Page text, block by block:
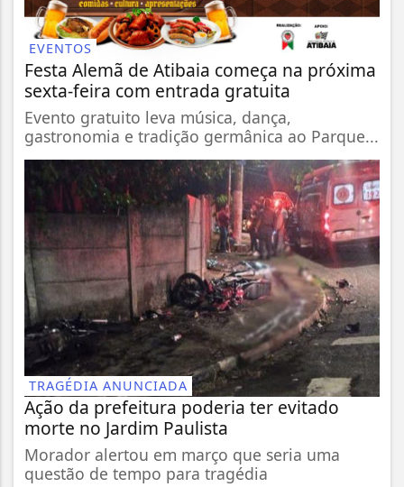
EVENTOS
Festa Alemã de Atibaia começa na próxima
sexta-feira com entrada gratuita
Evento gratuito leva música, dança,
gastronomia e tradição germânica ao Parque...
TRAGÉDIA ANUNCIADA
Ação da prefeitura poderia ter evitado
morte no Jardim Paulista
Morador alertou em março que seria uma
questão de tempo para tragédia